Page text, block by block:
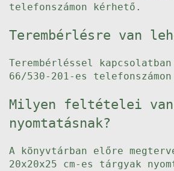
telefonszámon kérhető.
Terembérlésre van
Terembérléssel
66/530-201-es
Milyen feltételei
nyomtatásnak?
A könyvtárban előre
20x20x25 cm-es tárgyak